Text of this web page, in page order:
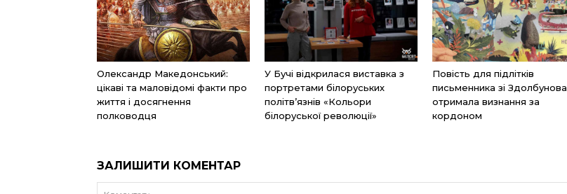
Олександр Македонський:
цікаві та маловідомі факти про
життя і досягнення
полководця
У Бучі відкрилася виставка з
портретами білоруських
політв’язнів «Кольори
білоруської революції»
Повість для підлітків
письменника зі Здолбунова
отримала визнання за
кордоном
ЗАЛИШИТИ КОМЕНТАР